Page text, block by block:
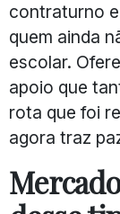
contraturno
quem ainda
escolar.
apoio que
rota que foi
agora traz